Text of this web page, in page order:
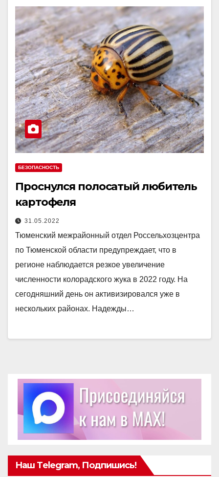
БЕЗОПАСНОСТЬ
Проснулся полосатый любитель
картофеля
31.05.2022
Тюменский межрайонный отдел Россельхозцентра
по Тюменской области предупреждает, что в
регионе наблюдается резкое увеличение
численности колорадского жука в 2022 году. На
сегодняшний день он активизировался уже в
нескольких районах. Надежды…
Наш Telegram, Подпишись!